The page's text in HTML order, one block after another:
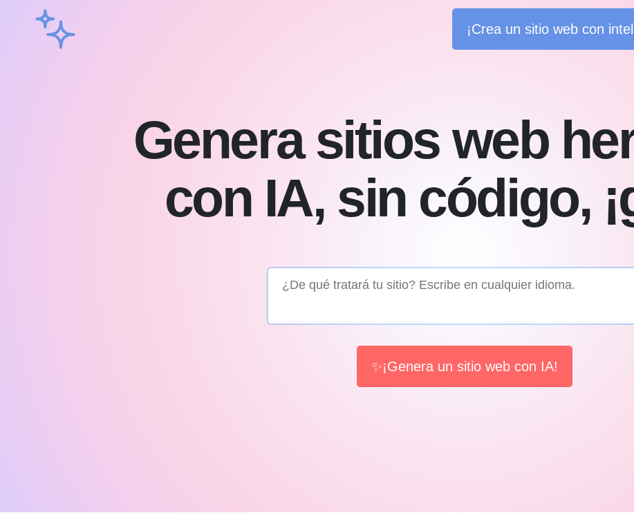
¡Crea un sitio web con
Genera sitios web
con IA, sin código,
✨¡Genera un sitio web con IA!